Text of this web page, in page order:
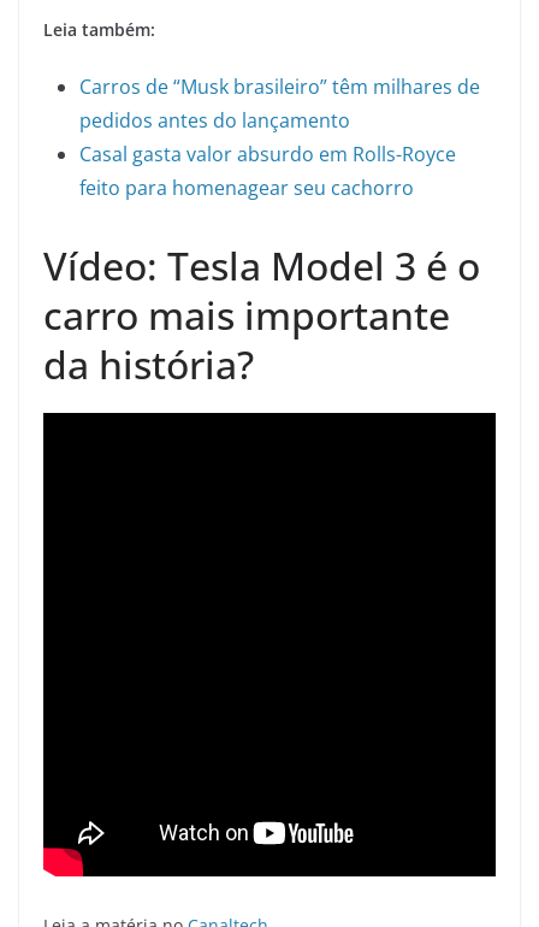
Leia também:
Carros de “Musk brasileiro” têm milhares de
pedidos antes do lançamento
Casal gasta valor absurdo em Rolls-Royce
feito para homenagear seu cachorro
Vídeo: Tesla Model 3 é o
carro mais importante
da história?